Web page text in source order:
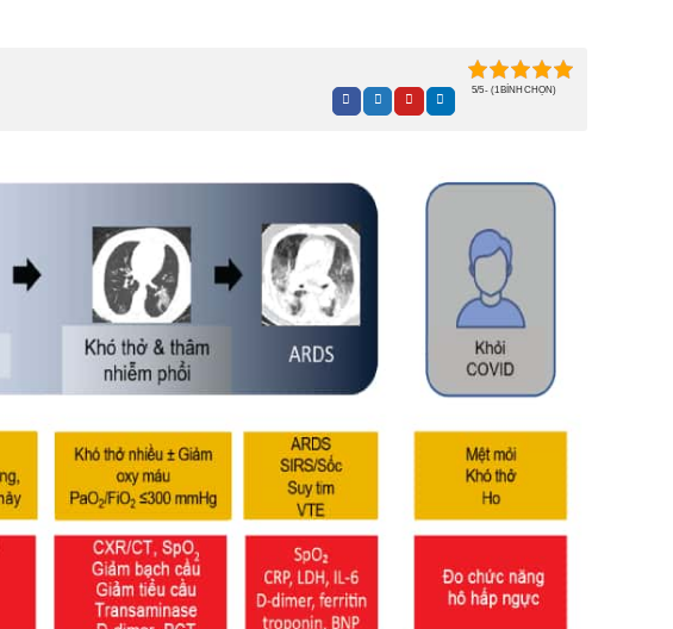
5/5 - (1 BÌNH CHỌN)